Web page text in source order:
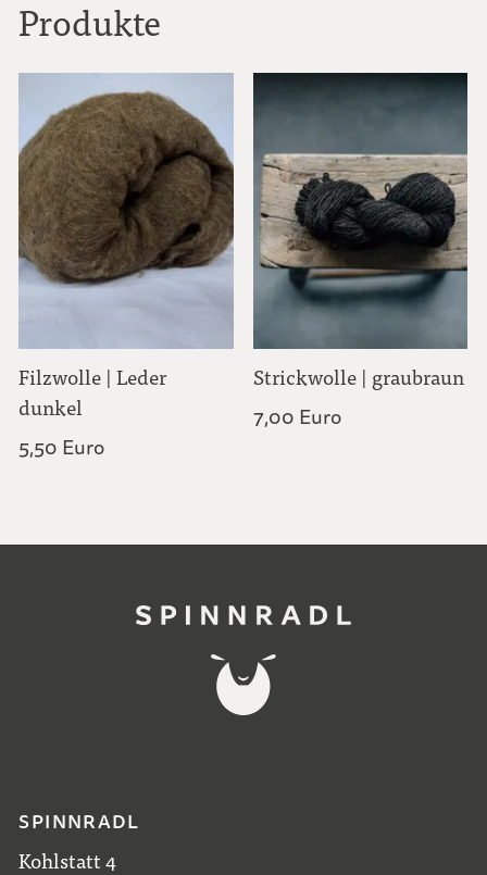
Produkte
Filzwolle | Leder
dunkel
5,50 Euro
Strickwolle | graubraun
7,00 Euro
SPINNRADL
Kohlstatt 4